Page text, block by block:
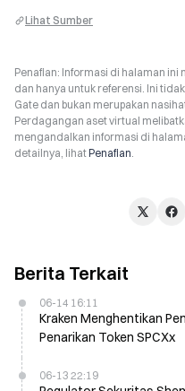
Lihat Sumber
Penafian: Informasi di halaman ini
dan hanya untuk referensi. Ini
Gate dan bukan merupakan
Perdagangan aset virtual
mengandalkan informasi di
detailnya, lihatPenafian.
Berita Terkait
06-14 16:11
Kraken Menghentikan
Penarikan Token SPCXx
06-13 22:19